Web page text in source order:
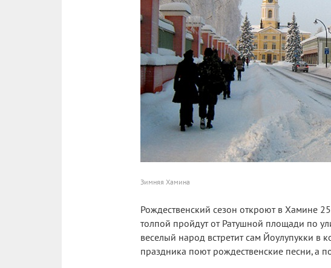
Зимняя Хамина
Рождественский сезон откроют в Хамине
толпой пройдут от Ратушной площади по
веселый народ встретит сам Йоулупукки в
праздника поют рождественские песни, а